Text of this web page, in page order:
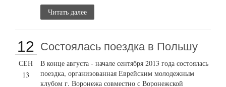
Читать далее
12
СЕН
13
Состоялась поездка в Польшу
В конце августа - начале сентября 2013 года состоялась
поездка, организованная Еврейским молодежным
клубом г. Воронежа совместно с Воронежской